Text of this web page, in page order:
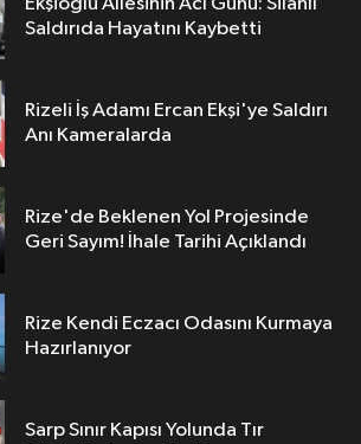
Ekşioğlu Aİlesinin Acı Günü: Silahlı
Saldırıda Hayatını Kaybetti
Rizeli İş Adamı Ercan Ekşi'ye Saldırı
Anı Kameralarda
Rize'de Beklenen Yol Projesinde
Geri Sayım! İhale Tarihi Açıklandı
Rize Kendi Eczacı Odasını Kurmaya
Hazırlanıyor
Sarp Sınır Kapısı Yolunda Tır